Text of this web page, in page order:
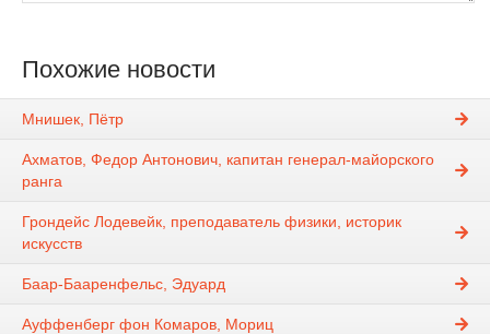
Похожие новости
Мнишек, Пётр
Ахматов, Федор Антонович, капитан генерал-майорского
ранга
Грондейс Лодевейк, преподаватель физики, историк
искусств
Баар-Бааренфельс, Эдуард
Ауффенберг фон Комаров, Мориц